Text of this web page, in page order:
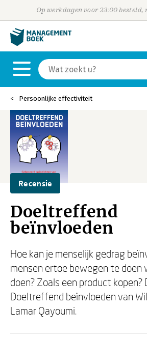
Op werkdagen voor 23:00 besteld,
Persoonlijke effectiviteit
Recensie
Doeltreffend
beïnvloeden
Hoe kan je menselijk gedrag
mensen ertoe bewegen te
doen? Zoals een product
Doeltreffend beïnvloeden van
Lamar Qayoumi.